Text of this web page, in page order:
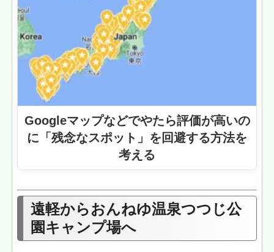
Googleマップなどでやたら評価が高いの
に「残念なスポット」を回避する方法を
考える
遠軽からおんねゆ温泉つつじ公
園キャンプ場へ